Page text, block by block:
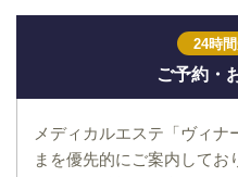
24時
ご予約・
メディカルエステ「ヴィナ
まを優先的にご案内してお